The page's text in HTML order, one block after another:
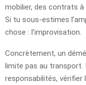
mobilier, des contrats
Si tu sous-estimes
chose : l’improvisation.
Concrètement, un
limite pas au transport.
responsabilités, vérifier